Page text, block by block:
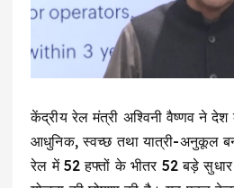
केंद्रीय रेल मंत्री अश्विनी वैष्णव ने
आधुनिक, स्वच्छ तथा यात्री-अनुकूल
रेल में 52 हफ्तों के भीतर 52 बड़े सुधार